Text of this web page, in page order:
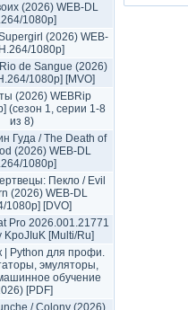
(2026) WEB-DL
1080p]
(2026) WEB-
1080p]
de Sangue (2026)
1080p] [MVO]
(2026) WEBRip
(сезон 1, серии 1-8
из 8)
Гуда / The Death of
(2026) WEB-DL
1080p]
Пекло / Evil
(2026) WEB-DL
1080p] [DVO]
Pro 2026.001.21771
KpoJIuK [Multi/Ru]
| Python для профи.
эмуляторы,
обучение
[PDF]
/ Colony (2026)